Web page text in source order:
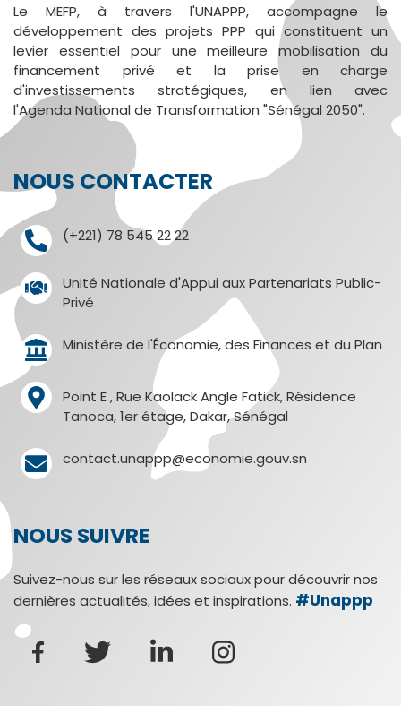
Le MEFP, à travers l'UNAPPP, accompagne le
développement des projets PPP qui constituent un
levier essentiel pour une meilleure mobilisation du
financement privé et la prise en charge
d'investissements stratégiques, en lien avec
l'Agenda National de Transformation "Sénégal 2050".
NOUS CONTACTER
(+221) 78 545 22 22
Unité Nationale d'Appui aux Partenariats Public-
Privé
Ministère de l'Économie, des Finances et du Plan
Point E , Rue Kaolack Angle Fatick, Résidence
Tanoca, 1er étage, Dakar, Sénégal
contact.unappp@economie.gouv.sn
NOUS SUIVRE
Suivez-nous sur les réseaux sociaux pour découvrir nos
dernières actualités, idées et inspirations. #Unappp